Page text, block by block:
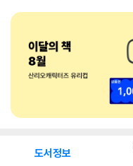
도서정보